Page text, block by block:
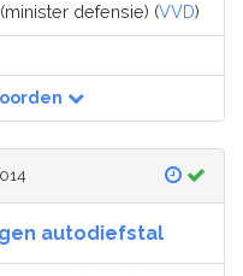
(minister defensie) (VVD)
autodiefstal